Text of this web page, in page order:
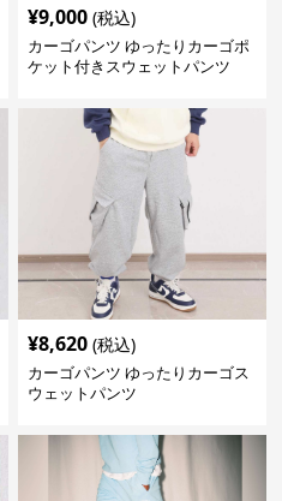
¥9,000 (税込)
カーゴパンツ ゆったりカーゴポ
ケット付きスウェットパンツ
¥8,620 (税込)
カーゴパンツ ゆったりカーゴス
ウェットパンツ